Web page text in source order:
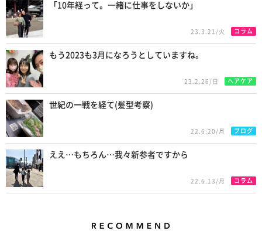
「10年経って。一緒に仕事をしないか」
23.3.21/火 コラム
もう2023も3月になろうとしていますね。
23.2.26/日 ヘアケア
世紀の一戦を経て(髪型考察)
22.6.20/月 ブログ
ええ…もちろん…我々新参者ですから
22.6.13/月 コラム